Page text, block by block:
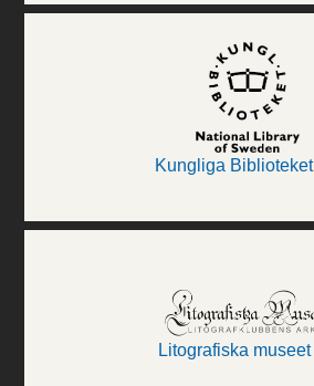
Kungliga Biblioteket
Litografiska museet